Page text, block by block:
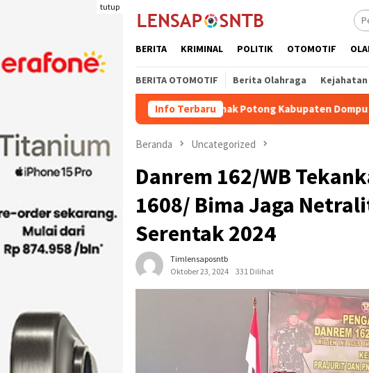
tutup
BERITA KRIMINAL POLITIK OTOMOTIF
BERITA OTOMOTIF Berita Olahraga Kejahatan
Info Terbaru
Kuota Pengiriman Ternak Potong Kabupaten Dompu Naik Wakil
Beranda Uncategorized
Danrem 162/WB
1608/ Bima Jaga
Serentak 2024
Timlensaposntb
Oktober 23, 2024
331 Dilihat